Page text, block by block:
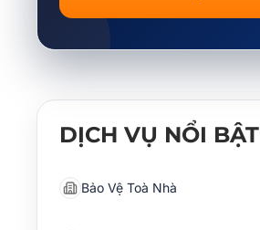
DỊCH VỤ NỔI BẬT
Bảo Vệ Toà Nhà